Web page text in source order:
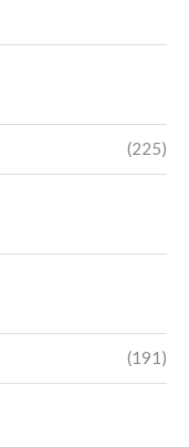
(225)
(191)